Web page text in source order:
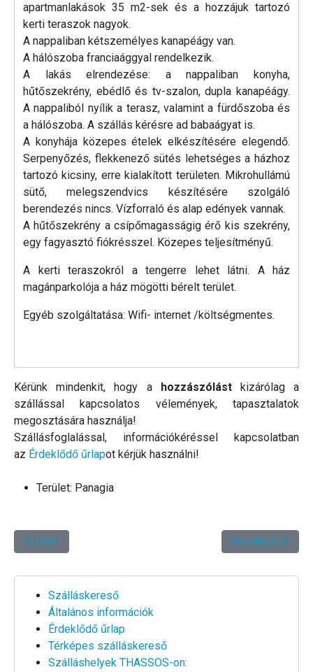
apartmanlakások 35 m2-sek és a hozzájuk tartozó
kerti teraszok nagyok.
A nappaliban kétszemélyes kanapéágy van.
A hálószoba franciaággyal rendelkezik.
A lakás elrendezése: a nappaliban konyha,
hűtőszekrény, ebédlő és tv-szalon, dupla kanapéágy.
A nappaliból nyílik a terasz, valamint a fürdőszoba és
a hálószoba. A szállás kérésre ad babaágyat is.
A konyhája közepes ételek elkészítésére elegendő.
Serpenyőzés, flekkenező sütés lehetséges a házhoz
tartozó kicsiny, erre kialakított területen. Mikrohullámú
sütő, melegszendvics készítésére szolgáló
berendezés nincs. Vízforraló és alap edények vannak.
A hűtőszekrény a csípőmagasságig érő kis szekrény,
egy fagyasztó fiókrésszel. Közepes teljesítményű.
A kerti teraszokról a tengerre lehet látni. A ház
magánparkolója a ház mögötti bérelt terület.
Egyéb szolgáltatása: Wifi- internet /költségmentes.
Kérünk mindenkit, hogy a hozzászólástkizárólag a
szállással kapcsolatos vélemények, tapasztalatok
megosztására használja!
Szállásfoglalással, információkéréssel kapcsolatban
az Érdeklődő űrlapot kérjük használni!
Terület: Panagia
Előző cikk: Angela Apartman és Stúdió *****
Előző Következő cikk:
Következő
Szálláskereső
Általános információk
Érdeklődő űrlap
Térképes szálláskereső
Szálláshelyek THASSOS-on: